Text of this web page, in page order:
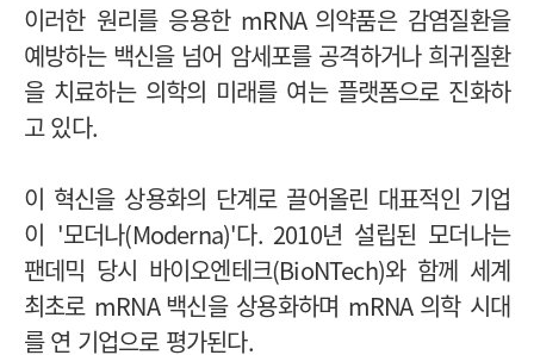
이러한 원리를 응용한 mRNA 의약품은 감염질환을
예방하는 백신을 넘어 암세포를 공격하거나 희귀질환
을 치료하는 의학의 미래를 여는 플랫폼으로 진화하
고 있다.
이 혁신을 상용화의 단계로 끌어올린 대표적인 기업
이 '모더나(Moderna)'다. 2010년 설립된 모더나는
팬데믹 당시 바이오엔테크(BioNTech)와 함께 세계
최초로 mRNA백신을 상용화하며 mRNA 의학 시대
를 연 기업으로 평가된다.